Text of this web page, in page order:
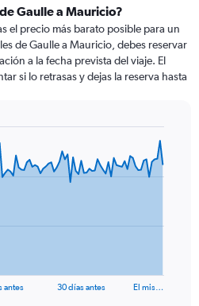
Gaulle a Mauricio?
el precio más barato posible para un
de Gaulle a Mauricio, debes reservar
a la fecha prevista del viaje. El
si lo retrasas y dejas la reserva hasta
antes 30 días antes El mis…